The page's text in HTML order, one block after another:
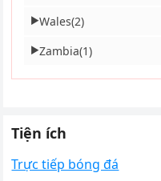
▶Wales(2)
▶Zambia(1)
Tiện ích
Trực tiếp bóng đá